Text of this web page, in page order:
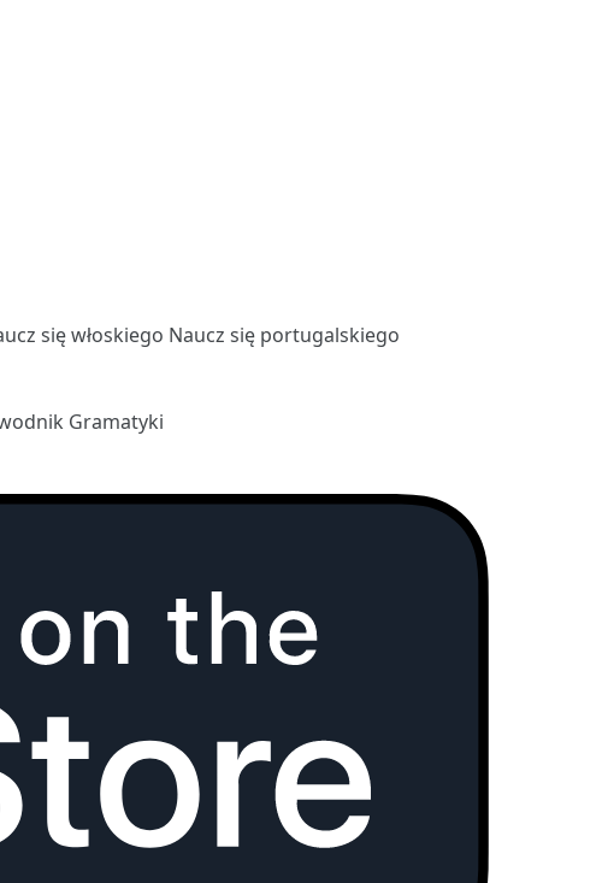
się włoskiego Naucz się portugalskiego
Gramatyki